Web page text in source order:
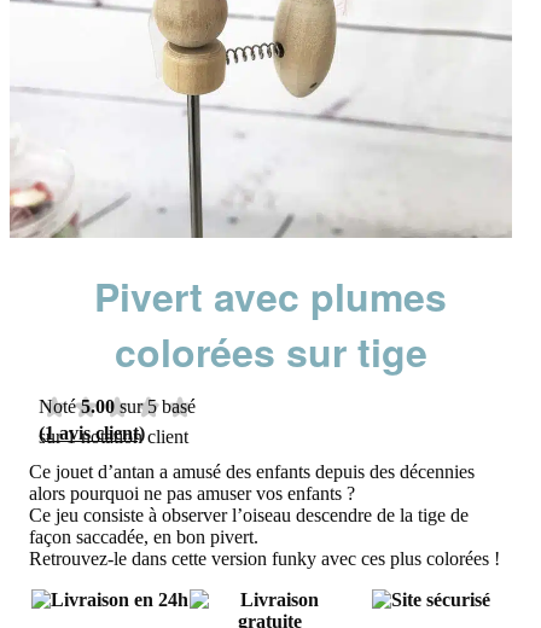
Pivert avec plumes
colorées sur tige
Noté5.00 sur 5 basé
sur1notation client
(1avis client)
Ce jouet d’antan a amusé des enfants depuis des décennies
alors pourquoi ne pas amuser vos enfants ?
Ce jeu consiste à observer l’oiseau descendre de la tige de
façon saccadée, en bon pivert.
Retrouvez-le dans cette version funky avec ces plus colorées !